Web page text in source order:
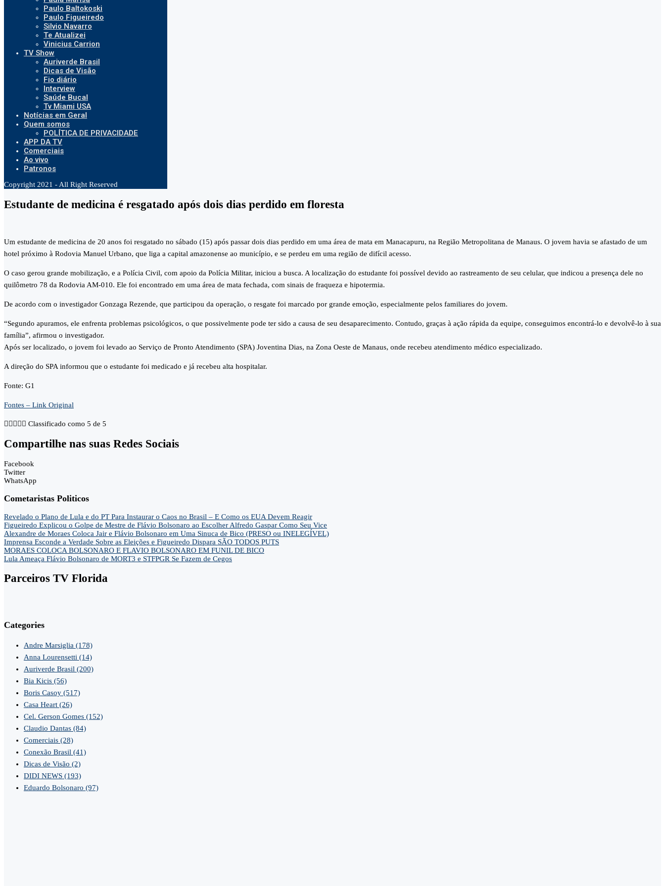
Paulo Baltokoski
Paulo Figueiredo
Silvio Navarro
Te Atualizei
Vinicius Carrion
TV Show
Auriverde Brasil
Dicas de Visão
Fio diário
Interview
Saúde Bucal
Tv Miami USA
Notícias em Geral
Quem somos
POLÍTICA DE PRIVACIDADE
APP DA TV
Comerciais
Ao vivo
Patronos
Copyright 2021 - All Right Reserved
Estudante de medicina é resgatado após dois dias perdido em floresta
Um estudante de medicina de 20 anos foi resgatado no sábado (15) após passar dois dias perdido em uma área de mata em Manacapuru, na Região Metropolitana de Manaus. O jovem havia se afastado de um
hotel próximo à Rodovia Manuel Urbano, que liga a capital amazonense ao município, e se perdeu em uma região de difícil acesso.
O caso gerou grande mobilização, e a Polícia Civil, com apoio da Polícia Militar, iniciou a busca. A localização do estudante foi possível devido ao rastreamento de seu celular, que indicou a presença dele no
quilômetro 78 da Rodovia AM-010. Ele foi encontrado em uma área de mata fechada, com sinais de fraqueza e hipotermia.
De acordo com o investigador Gonzaga Rezende, que participou da operação, o resgate foi marcado por grande emoção, especialmente pelos familiares do jovem.
“Segundo apuramos, ele enfrenta problemas psicológicos, o que possivelmente pode ter sido a causa de seu desaparecimento. Contudo, graças à ação rápida da equipe, conseguimos encontrá-lo e devolvê-lo à sua
família”, afirmou o investigador.
Após ser localizado, o jovem foi levado ao Serviço de Pronto Atendimento (SPA) Joventina Dias, na Zona Oeste de Manaus, onde recebeu atendimento médico especializado.
A direção do SPA informou que o estudante foi medicado e já recebeu alta hospitalar.
Fonte: G1
Fontes – Link Original
     Classificado como 5 de 5
Compartilhe nas suas Redes Sociais
Facebook
Twitter
WhatsApp
Cometaristas Politicos
Revelado o Plano de Lula e do PT Para Instaurar o Caos no Brasil – E Como os EUA Devem Reagir
Figueiredo Explicou o Golpe de Mestre de Flávio Bolsonaro ao Escolher Alfredo Gaspar Como Seu Vice
Alexandre de Moraes Coloca Jair e Flávio Bolsonaro em Uma Sinuca de Bico (PRESO ou INELEGÍVEL)
Imprensa Esconde a Verdade Sobre as Eleições e Figueiredo Dispara SÃO TODOS PUTS
MORAES COLOCA BOLSONARO E FLAVIO BOLSONARO EM FUNIL DE BICO
Lula Ameaça Flávio Bolsonaro de MORT3 e STFPGR Se Fazem de Cegos
Parceiros TV Florida
Categories
Andre Marsiglia (178)
Anna Lourensetti (14)
Auriverde Brasil (200)
Bia Kicis (56)
Boris Casoy (517)
Casa Heart (26)
Cel. Gerson Gomes (152)
Claudio Dantas (84)
Comerciais (28)
Conexão Brasil (41)
Dicas de Visão (2)
DIDI NEWS (193)
Eduardo Bolsonaro (97)